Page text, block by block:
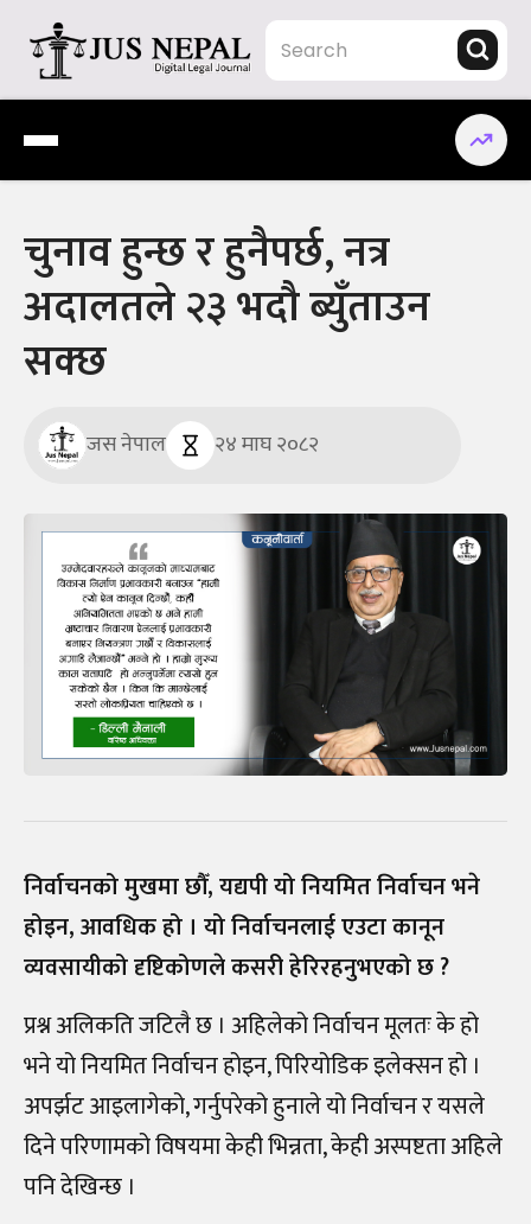
content
Jus Nepal | www.jusnepal.com
Digital Legal Journal
चुनाव हुन्छ र हुनैपर्छ, नत्र
अदालतले २३ भदौ ब्युँताउन
सक्छ
जस नेपाल २४ माघ २०८२
निर्वाचनको मुखमा छौँ, यद्यपी यो नियमित निर्वाचन भने
होइन, आवधिक हो । यो निर्वाचनलाई एउटा कानून
व्यवसायीको दृष्टिकोणले कसरी हेरिरहनुभएको छ ?
प्रश्न अलिकति जटिलै छ । अहिलेको निर्वाचन मूलतः के हो
भने यो नियमित निर्वाचन होइन, पिरियोडिक इलेक्सन हो ।
अपर्झट आइलागेको, गर्नुपरेको हुनाले यो निर्वाचन र यसले
दिने परिणामको विषयमा केही भिन्नता, केही अस्पष्टता अहिले
पनि देखिन्छ ।